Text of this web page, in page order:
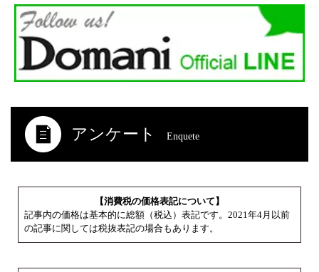
アンケート Enquete
【消費税の価格表記について】
記事内の価格は基本的に総額（税込）表記です。2021年4月以前
の記事に関しては税抜表記の場合もあります。